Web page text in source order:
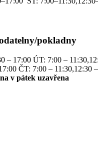
pokladny
– 17:00 ÚT: 7:00 –
ČT: 7:00 – 11:30,12:30
v pátek uzavřena